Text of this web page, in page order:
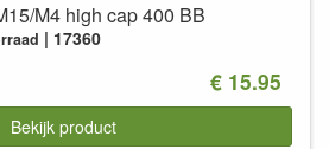
M4 high cap 400 BB
17360
€ 15.95
Bekijk product